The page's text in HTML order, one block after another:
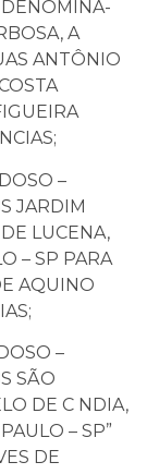
DENOMINA-
A
ANTÔNIO
–
JARDIM
LUCENA,
– SP PARA
AQUINO
–
SÃO
DE C NDIA,
– SP”
DE